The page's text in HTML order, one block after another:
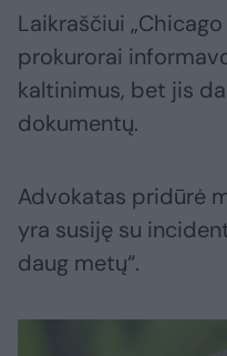
Laikraščiui
prokurorai
kaltinimus, bet jis
dokumentų.
Advokatas pridūrė
yra susiję su
daug metų“.